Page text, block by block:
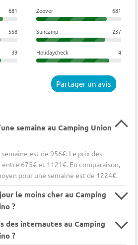
681 Zoover 681
558 Suncamp 237
39 Holidaycheck 4
Partager un avis
semaine au Camping Union
est de 956€. Le prix des
675€ et 1121€. En comparaison,
pour une semaine est de 1224€.
le moins cher au Camping
?
des internautes au Camping
?